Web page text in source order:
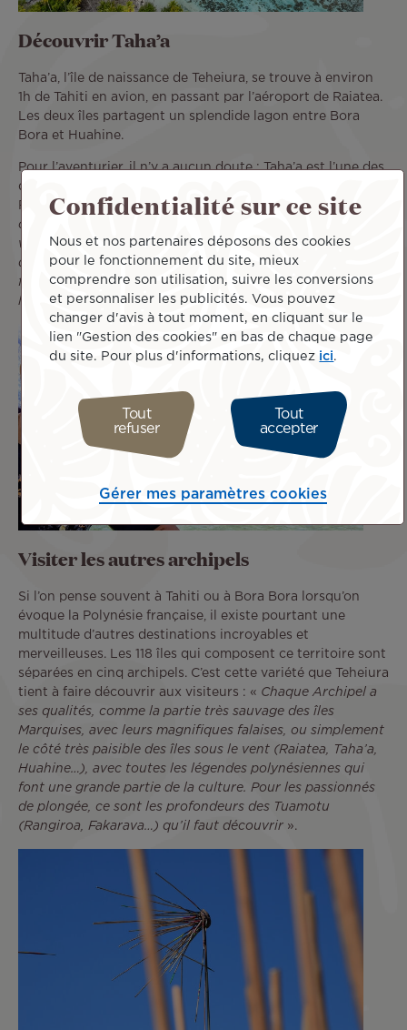
Découvrir Taha’a
Taha’a, l’île de naissance de Teheiura, se trouve à environ
1h de Tahiti en avion, en passant par l’aéroport de Raiatea.
Les deux îles partagent un splendide lagon entre Bora
Bora et Huahine.
Pour l’aventurier, il n’y a aucun doute ; Taha’a est l’une des
destinations indispensables durant votre voyage en
Polynésie. « Je conseille vraiment de découvrir Taha’a,
c’est une île magnifique. Allez dans les plantations de
vanille, écoutez les légendes de l’île, découvrez le jardin
de corail extrêmement bien préservé. Je conseille aussi de
faire une excursion en 4x4 pour découvrir l’intérieur de
l’île qui est aussi très beau et sauvage».
Visiter les autres archipels
Si l’on pense souvent à Tahiti ou à Bora Bora lorsqu’on
évoque la Polynésie française, il existe pourtant une
multitude d’autres destinations incroyables et
merveilleuses. Les 118 îles qui composent ce territoire sont
séparées en cinq archipels. C’est cette variété que Teheiura
tient à faire découvrir aux visiteurs : « Chaque Archipel a
ses qualités, comme la partie très sauvage des îles
Marquises, avec leurs magnifiques falaises, ou simplement
le côté très paisible des îles sous le vent (Raiatea, Taha’a,
Huahine…), avec toutes les légendes polynésiennes qui
font une grande partie de la culture. Pour les passionnés
de plongée, ce sont les profondeurs des Tuamotu
(Rangiroa, Fakarava…) qu’il faut découvrir ».
Confidentialité sur ce site
Nous et nos partenaires déposons des cookies
pour le fonctionnement du site, mieux
comprendre son utilisation, suivre les conversions
et personnaliser les publicités. Vous pouvez
changer d'avis à tout moment, en cliquant sur le
lien "Gestion des cookies" en bas de chaque page
du site. Pour plus d'informations, cliquez ici
Tout
refuser
Tout
accepter
Gérer mes paramètres cookies